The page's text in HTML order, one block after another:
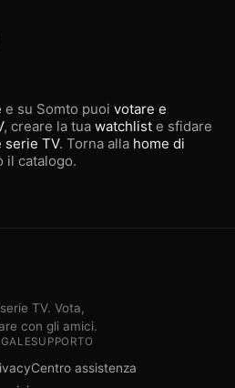
e su Somto puoi votare e
, creare la tua watchlist e sfidare
serie TV. Torna alla home di
il catalogo.
TV. Vota,
con gli amici.
SUPPORTO
Centro assistenza